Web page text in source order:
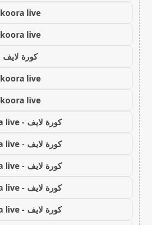
koora live
koora live
كورة لايف
koora live
koora live
كورة لايف - koora live
كورة لايف - koora live
كورة لايف - koora live
كورة لايف - koora live
كورة لايف - koora live